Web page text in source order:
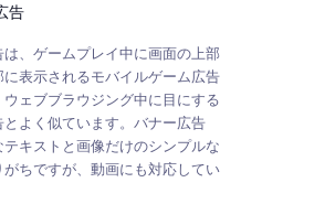
告
、ゲームプレイ中に画面の上部
に表示されるモバイルゲーム広告
ェブブラウジング中に目にする
よく似ています。バナー広告
テキストと画像だけのシンプルな
がちですが、動画にも対応してい